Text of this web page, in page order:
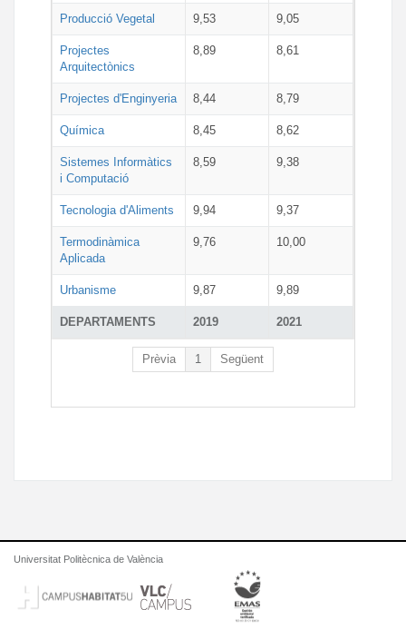
DEPARTAMENTS 2019 2021
Producció Vegetal 9,53 9,05
Projectes
Arquitectònics
8,89 8,61
Projectes d'Enginyeria 8,44 8,79
Química 8,45 8,62
Sistemes Informàtics
i Computació
8,59 9,38
Tecnologia d'Aliments 9,94 9,37
Termodinàmica
Aplicada
9,76 10,00
Urbanisme 9,87 9,89
Prèvia 1 Següent
Universitat Politècnica de València